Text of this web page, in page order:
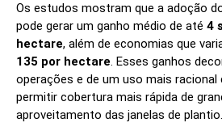
Os estudos mostram que a adoção
pode gerar um ganho médio de até 4
hectare, além de economias que
135 por hectare. Esses ganhos
operações e de um uso mais racional
permitir cobertura mais rápida de
aproveitamento das janelas de plantio.